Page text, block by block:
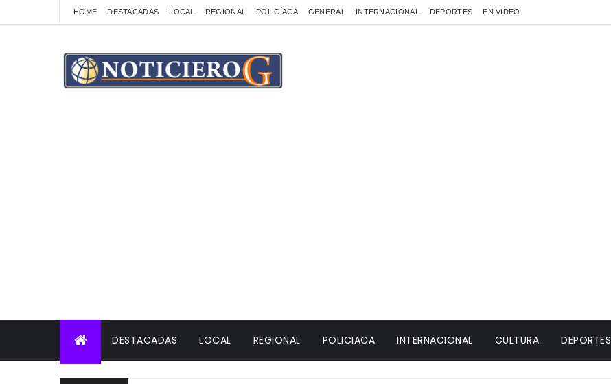
HOME DESTACADAS LOCAL REGIONAL POLICÍACA GENERAL INTERNACIONAL DEPORTES EN VIDEO
DESTACADAS LOCAL REGIONAL POLICIACA INTERNACIONAL CULTURA DEPORTES